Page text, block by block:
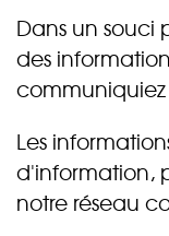
Dans un souci
des
communiquiez
Les
d'information,
notre réseau